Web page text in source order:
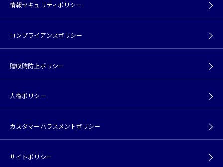
情報セキュリティポリシー
コンプライアンスポリシー
贈収賄防止ポリシー
人権ポリシー
カスタマーハラスメントポリシー
サイトポリシー